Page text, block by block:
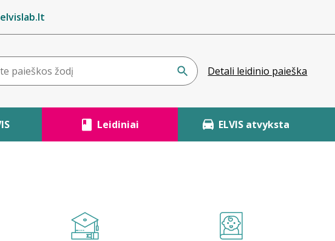
Detali leidinio paieška
Leidiniai ELVIS atvyksta